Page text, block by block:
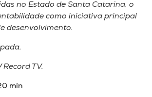
no Estado de Santa Catarina, o
como iniciativa principal
desenvolvimento.
TV.
min